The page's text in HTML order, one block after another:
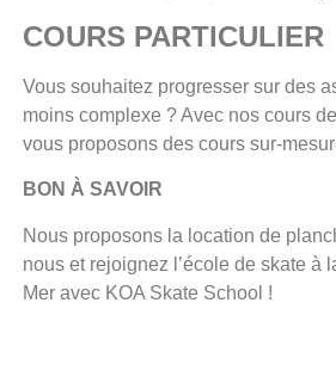
COURS PARTICULIER
Vous souhaitez progresser sur des
moins complexe ? Avec nos cours
vous proposons des cours sur-
BON À SAVOIR
Nous proposons la location de
nous et rejoignez l’école de skate à
Mer avec KOA Skate School !